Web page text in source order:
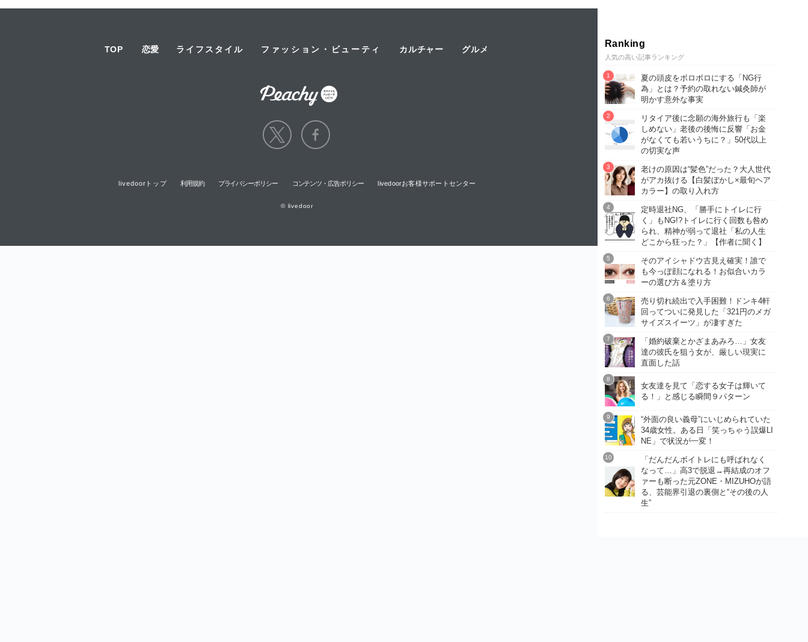
Ranking
人気の高い記事ランキング
夏の頭皮をボロボロにする「NG行
為」とは？予約の取れない鍼灸師が
明かす意外な事実
リタイア後に念願の海外旅行も「楽
しめない」老後の後悔に反響「お金
がなくても若いうちに？」50代以上
の切実な声
老けの原因は“髪色”だった？大人世代
がアカ抜ける【白髪ぼかし×最旬ヘア
カラー】の取り入れ方
定時退社NG、「勝手にトイレに行
く」もNG!?トイレに行く回数も咎め
られ、精神が弱って退社「私の人生
どこから狂った？」【作者に聞く】
そのアイシャドウ古見え確実！誰で
も今っぽ顔になれる！お似合いカラ
ーの選び方＆塗り方
売り切れ続出で入手困難！ドンキ4軒
回ってついに発見した「321円のメガ
サイズスイーツ」が凄すぎた
「婚約破棄とかざまあみろ…」女友
達の彼氏を狙う女が、厳しい現実に
直面した話
女友達を見て「恋する女子は輝いて
る！」と感じる瞬間９パターン
“外面の良い義母”にいじめられていた
34歳女性。ある日「笑っちゃう誤爆LI
NE」で状況が一変！
「だんだんボイトレにも呼ばれなく
なって…」高3で脱退→再結成のオフ
ァーも断った元ZONE・MIZUHOが語
る、芸能界引退の裏側と“その後の人
生”
TOP 恋愛 ライフスタイル ファッション・ビューティ カルチャー グルメ
livedoorトップ 利用規約 プライバシーポリシー コンテンツ・広告ポリシー livedoorお客様サポートセンター
© livedoor